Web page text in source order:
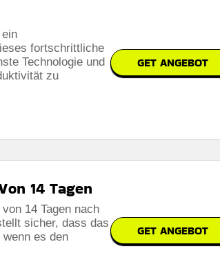
fortschrittliche
Technologie und
zu
GET ANGEBOT
14 Tagen
14 Tagen nach
sicher, dass das
es den
GET ANGEBOT